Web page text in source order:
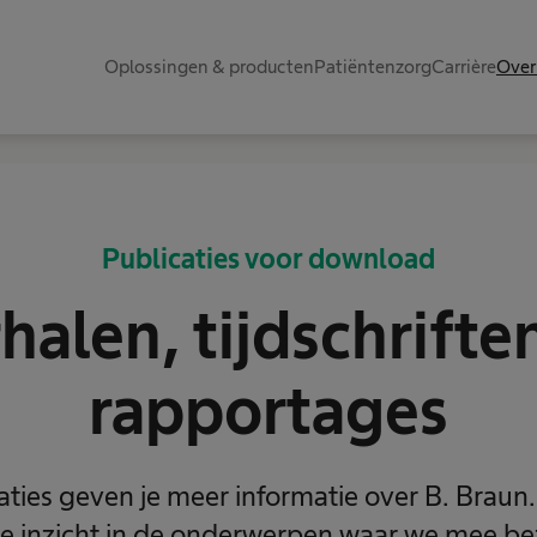
Oplossingen & productenPatiëntenzorgCarrière
Publicaties voor download
rapportages
geven je meer informatie over B.